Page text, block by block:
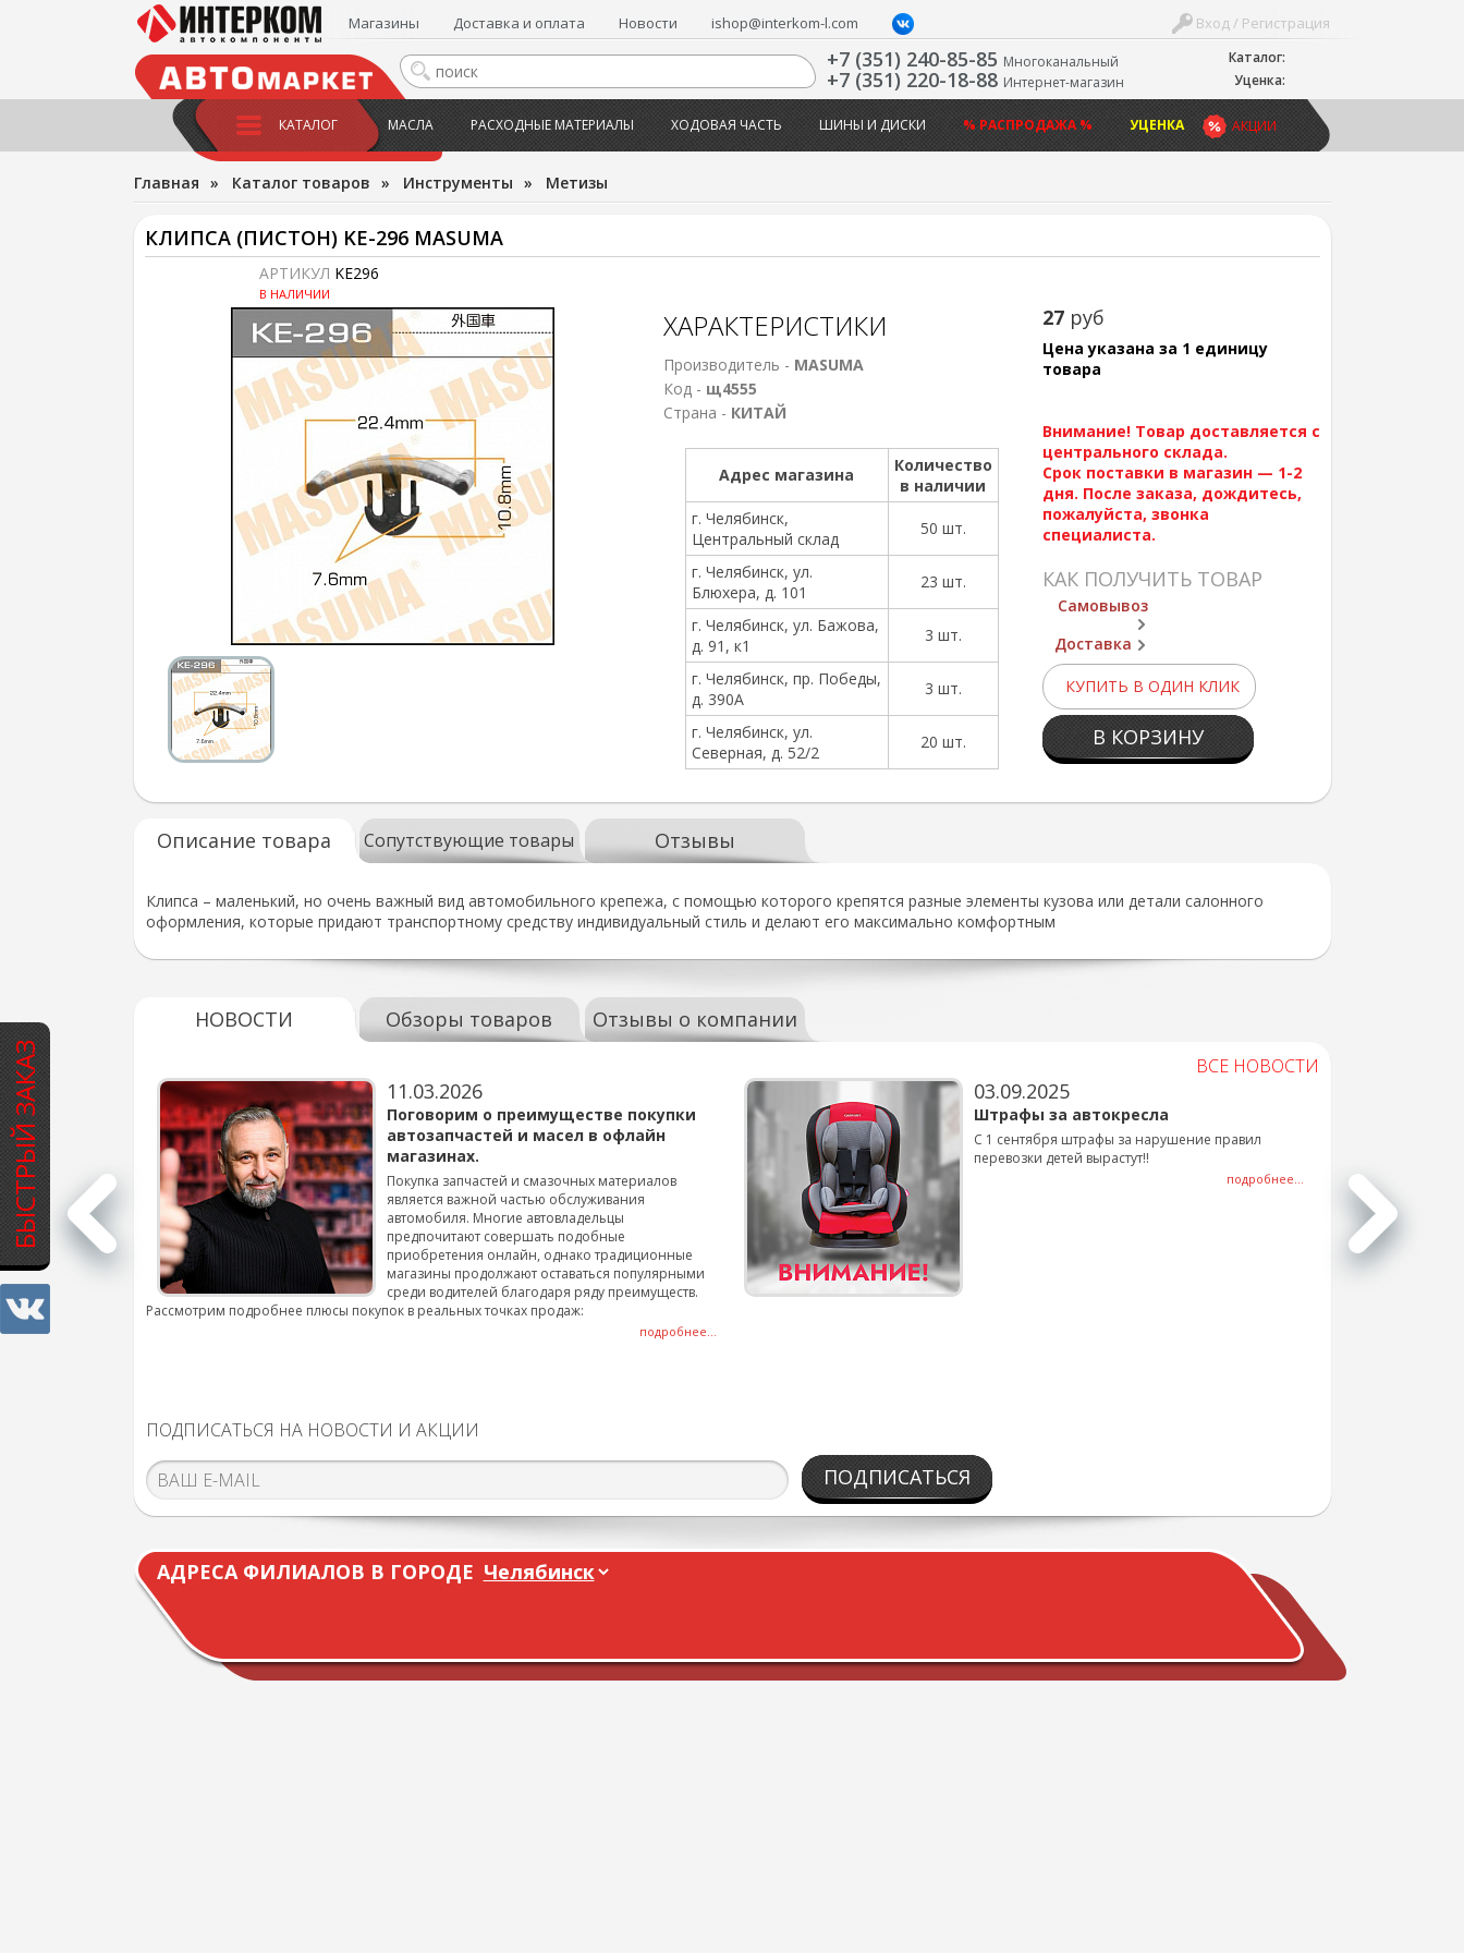
БЫСТРЫЙ ЗАКАЗ
Каталог:
Уценка:
Вход / Регистрация
Магазины Доставка и оплата Новости ishop@interkom-l.com
+7 (351) 240-85-85 Многоканальный
+7 (351) 220-18-88 Интернет-магазин
АКЦИИ
КАТАЛОГ МАСЛА РАСХОДНЫЕ МАТЕРИАЛЫ ХОДОВАЯ ЧАСТЬ ШИНЫ И ДИСКИ % РАСПРОДАЖА % УЦЕНКА
Главная » Каталог товаров » Инструменты » Метизы
КЛИПСА (ПИСТОН) KE-296 MASUMA
АРТИКУЛ KE296
В НАЛИЧИИ
27 руб
Цена указана за 1 единицу
товара
Внимание! Товар доставляется с
центрального склада.
Срок поставки в магазин — 1-2
дня. После заказа, дождитесь,
пожалуйста, звонка
специалиста.
КАК ПОЛУЧИТЬ ТОВАР
Самовывоз
Доставка
КУПИТЬ В ОДИН КЛИК
В КОРЗИНУ
ХАРАКТЕРИСТИКИ
Производитель - MASUMA
Код - щ4555
Страна - КИТАЙ
Адрес магазина
Количество
в наличии
г. Челябинск,
Центральный склад
50 шт.
г. Челябинск, ул.
Блюхера, д. 101
23 шт.
г. Челябинск, ул. Бажова,
д. 91, к1
3 шт.
г. Челябинск, пр. Победы,
д. 390А
3 шт.
г. Челябинск, ул.
Северная, д. 52/2
20 шт.
Описание товара Сопутствующие товары Отзывы
Клипса – маленький, но очень важный вид автомобильного крепежа, с помощью которого крепятся разные элементы кузова или детали салонного
оформления, которые придают транспортному средству индивидуальный стиль и делают его максимально комфортным
НОВОСТИ Обзоры товаров Отзывы о компании
ВСЕ НОВОСТИ
для
смены шин на
подробнее...
11.03.2026
Поговорим о преимуществе покупки
автозапчастей и масел в офлайн
магазинах.
Покупка запчастей и смазочных материалов
является важной частью обслуживания
автомобиля. Многие автовладельцы
предпочитают совершать подобные
приобретения онлайн, однако традиционные
магазины продолжают оставаться популярными
среди водителей благодаря ряду преимуществ.
Рассмотрим подробнее плюсы покупок в реальных точках продаж:
подробнее...
03.09.2025
Штрафы за автокресла
С 1 сентября штрафы за нарушение правил
перевозки детей вырастут!!
подробнее...
ПОДПИСАТЬСЯ НА НОВОСТИ И АКЦИИ
ПОДПИСАТЬСЯ
АДРЕСА ФИЛИАЛОВ В ГОРОДЕ